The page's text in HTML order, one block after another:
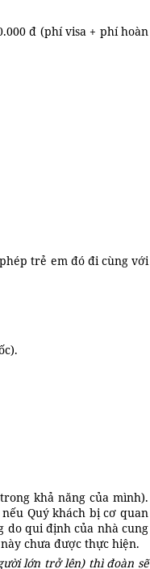
đ (phí visa + phí hoàn
trẻ em đó đi cùng với
khả năng của mình).
Quý khách bị cơ quan
do qui định của nhà cung
chưa được thực hiện.
lớn trở lên) thì đoàn sẽ